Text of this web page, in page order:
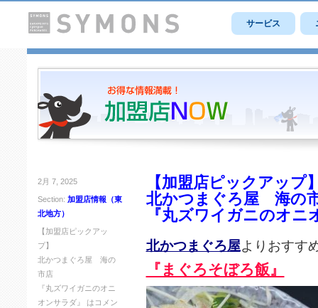
サービス
2月 7, 2025
Section: 加盟店情報（東
北地方）
【加盟店ピックアッ
プ】
北かつまぐろ屋 海の
市店
『丸ズワイガニのオニ
オンサラダ』 は コメン
【加盟店ピックアップ
北かつまぐろ屋 海の
『丸ズワイガニのオニ
北かつまぐろ屋よりおすす
『まぐろそぼろ飯』